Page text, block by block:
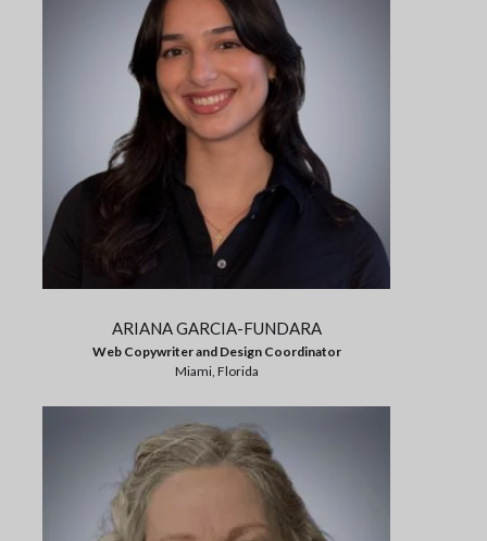
ARIANA GARCIA-FUNDARA
Web Copywriter and Design Coordinator
Miami, Florida